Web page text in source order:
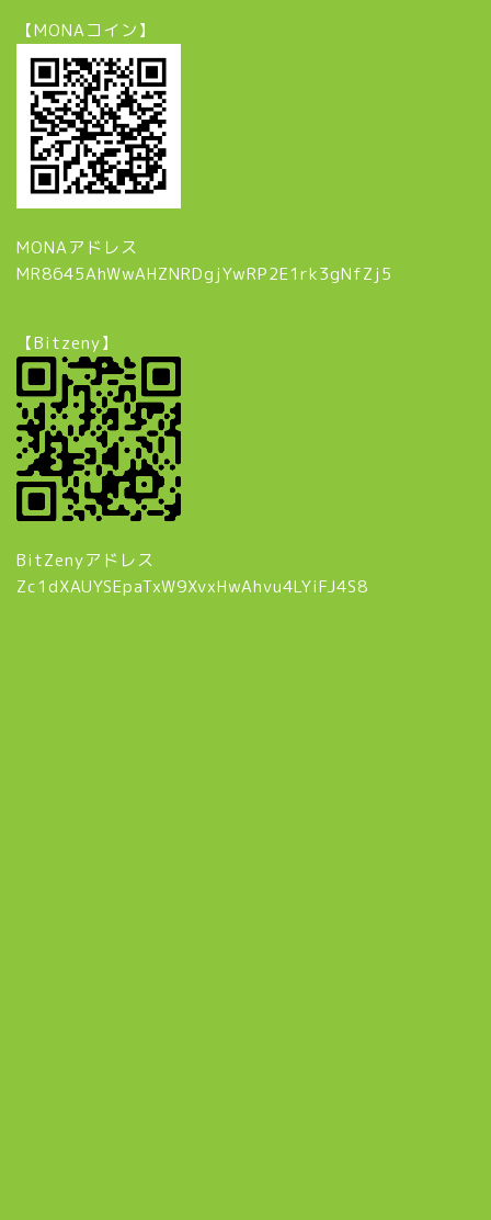
【MONAコイン】
MONAアドレス
MR8645AhWwAHZNRDgjYwRP2E1rk3gNfZj5
【Bitzeny】
BitZenyアドレス
Zc1dXAUYSEpaTxW9XvxHwAhvu4LYiFJ4S8